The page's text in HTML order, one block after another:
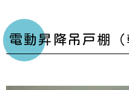
電動昇降吊戸棚（